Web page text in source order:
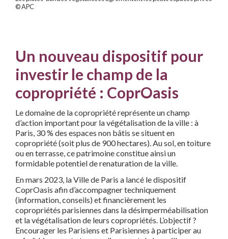
© APC
Un nouveau dispositif pour
investir le champ de la
copropriété : CoprOasis
Le domaine de la copropriété représente un champ
d’action important pour la végétalisation de la ville : à
Paris, 30 % des espaces non bâtis se situent en
copropriété (soit plus de 900 hectares). Au sol, en toiture
ou en terrasse, ce patrimoine constitue ainsi un
formidable potentiel de renaturation de la ville.
En mars 2023, la Ville de Paris a lancé le dispositif
CoprOasis afin d’accompagner techniquement
(information, conseils) et financièrement les
copropriétés parisiennes dans la désimperméabilisation
et la végétalisation de leurs copropriétés. L’objectif ?
Encourager les Parisiens et Parisiennes à participer au